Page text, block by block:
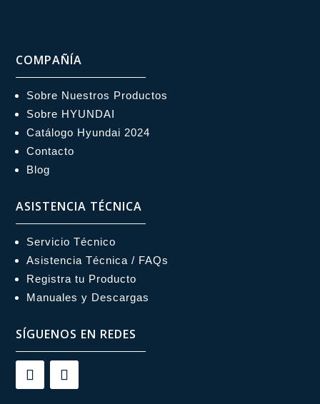
COMPAÑÍA
Sobre Nuestros Productos
Sobre HYUNDAI
Catálogo Hyundai 2024
Contacto
Blog
ASISTENCIA TÉCNICA
Servicio Técnico
Asistencia Técnica / FAQs
Registra tu Producto
Manuales y Descargas
SÍGUENOS EN REDES